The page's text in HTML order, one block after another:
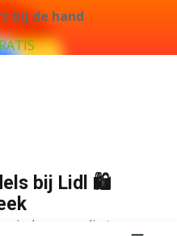
bij de hand
bij Lidl 🛍️
voor die term.